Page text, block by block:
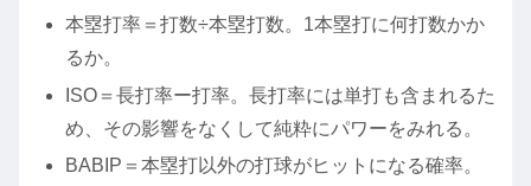
本塁打率＝打数÷本塁打数。1本塁打に何打数かか
るか。
ISO＝長打率ー打率。長打率には単打も含まれるた
め、その影響をなくして純粋にパワーをみれる。
BABIP＝本塁打以外の打球がヒットになる確率。